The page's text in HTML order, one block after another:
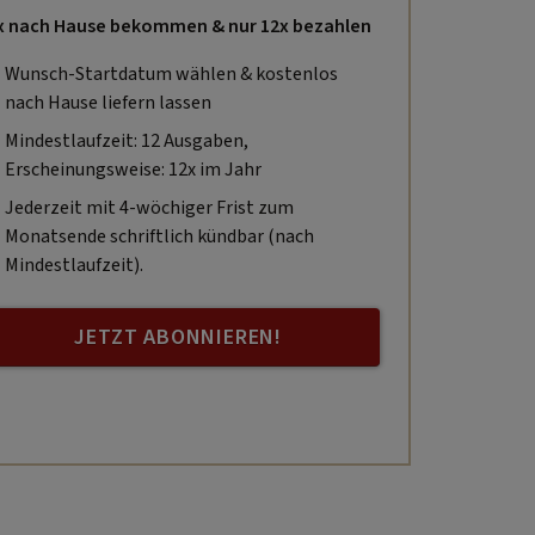
nach Hause bekommen & nur 12x bezahlen
Wunsch-Startdatum wählen & kostenlos
nach Hause liefern lassen
Mindestlaufzeit: 12 Ausgaben,
Erscheinungsweise: 12x im Jahr
Jederzeit mit 4-wöchiger Frist zum
Monatsende schriftlich kündbar (nach
Mindestlaufzeit).
JETZT ABONNIEREN!